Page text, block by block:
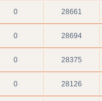
0 28661
0 28694
0 28375
0 28126